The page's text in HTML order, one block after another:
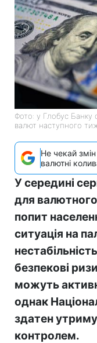
Фото: у Глобус Банку
валют наступного
Не чекай
валютні
У середині
для
попит
ситуація на
безпекові
можуть
однак
здатен
контролем.